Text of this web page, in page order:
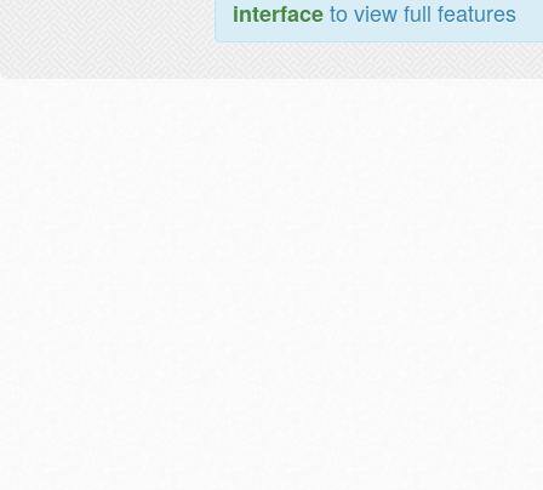
interfaceto view full features